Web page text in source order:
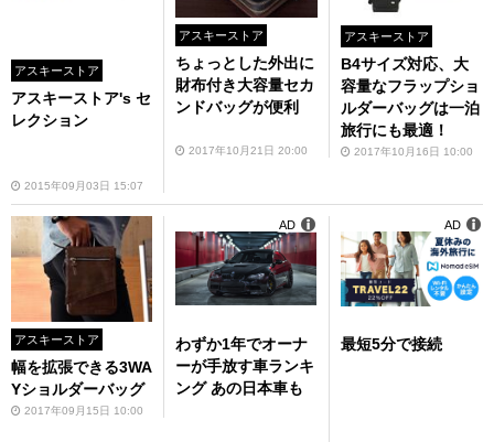
アスキーストア
アスキーストア's セ
レクション
2015年09月03日 15:07
アスキーストア
ちょっとした外出に
財布付き大容量セカ
ンドバッグが便利
2017年10月21日 20:00
アスキーストア
B4サイズ対応、大
容量なフラップショ
ルダーバッグは一泊
旅行にも最適！
2017年10月16日 10:00
アスキーストア
幅を拡張できる3WA
Yショルダーバッグ
2017年09月15日 10:00
わずか1年でオーナ
ーが手放す車ランキ
ング あの日本車も
AD
最短5分で接続
AD